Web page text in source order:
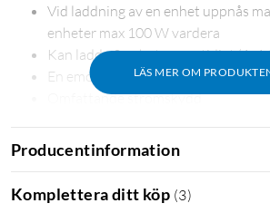
LÄS MER OM
Vid laddning av en enhet uppnås
enheter max 100 W vardera
Kan ladda 3 enheter samtidigt
En emoji i displayen visar
Omfattande strömskydd
Ladda 2 enheter med 100 W
Producentinformation
Komplettera ditt köp (3)